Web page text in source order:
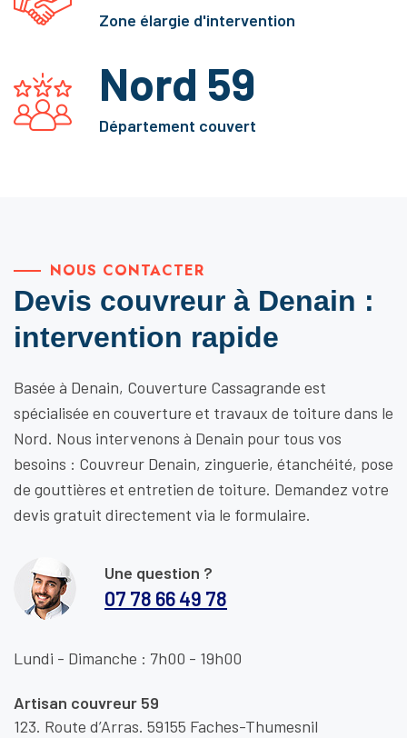
Zone élargie d'intervention
Nord 59
Département couvert
NOUS CONTACTER
Devis couvreur à Denain :
intervention rapide
Basée à Denain, Couverture Cassagrande est
spécialisée en couverture et travaux de toiture dans le
Nord. Nous intervenons à Denain pour tous vos
besoins : Couvreur Denain, zinguerie, étanchéité, pose
de gouttières et entretien de toiture. Demandez votre
devis gratuit directement via le formulaire.
Une question ?
07 78 66 49 78
Lundi - Dimanche : 7h00 - 19h00
Artisan couvreur 59
123. Route d’Arras. 59155 Faches-Thumesnil